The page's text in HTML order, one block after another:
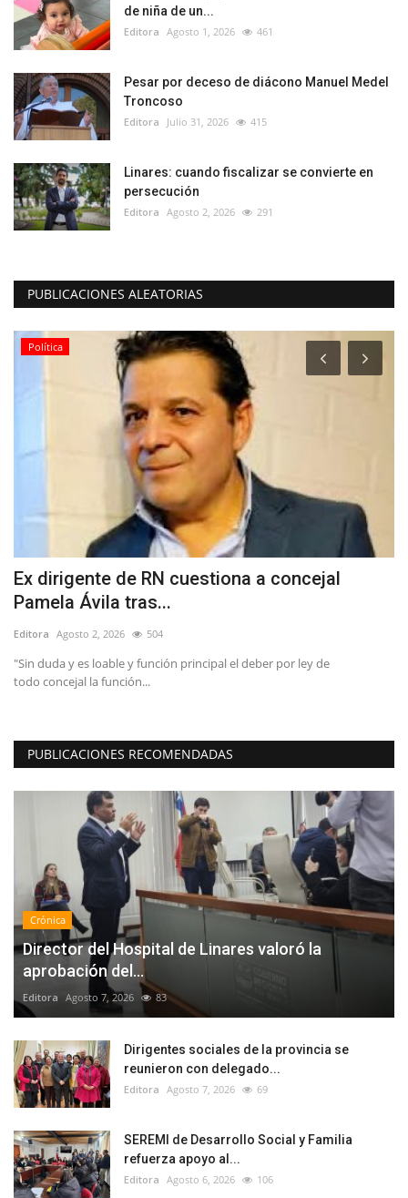
de niña de un...
Editora Agosto 1, 2026 461
Pesar por deceso de diácono Manuel Medel
Troncoso
Editora Julio 31, 2026 415
Linares: cuando fiscalizar se convierte en
persecución
Editora Agosto 2, 2026 291
PUBLICACIONES ALEATORIAS
Política
Ex dirigente de RN cuestiona a concejal
Pamela Ávila tras...
Editora Agosto 2, 2026 504
"Sin duda y es loable y función principal el deber por ley de
todo concejal la función...
PUBLICACIONES RECOMENDADAS
Crónica
Director del Hospital de Linares valoró la
aprobación del...
Editora Agosto 7, 2026 83
Dirigentes sociales de la provincia se
reunieron con delegado...
Editora Agosto 7, 2026 69
SEREMI de Desarrollo Social y Familia
refuerza apoyo al...
Editora Agosto 6, 2026 106